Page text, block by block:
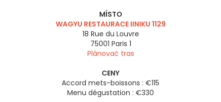
MÍSTO
WAGYU RESTAURACE IINIKU 1129
18 Rue du Louvre
75001 Paris 1
Plánovač tras
CENY
Accord mets-boissons : €115
Menu dégustation : €330